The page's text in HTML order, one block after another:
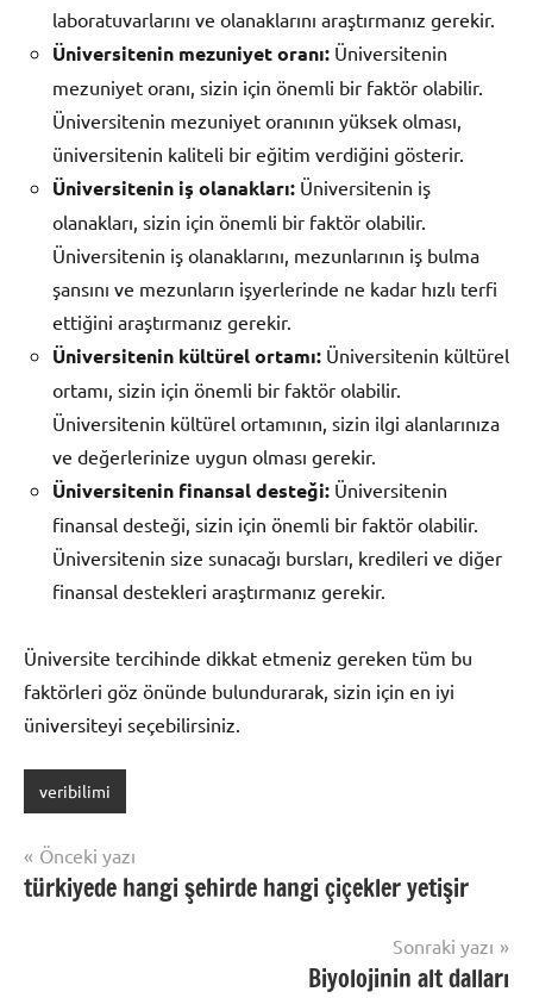
laboratuvarlarını ve olanaklarını araştırmanız gerekir.
Üniversitenin mezuniyet oranı: Üniversitenin
mezuniyet oranı, sizin için önemli bir faktör olabilir.
Üniversitenin mezuniyet oranının yüksek olması,
üniversitenin kaliteli bir eğitim verdiğini gösterir.
Üniversitenin iş olanakları: Üniversitenin iş
olanakları, sizin için önemli bir faktör olabilir.
Üniversitenin iş olanaklarını, mezunlarının iş bulma
şansını ve mezunların işyerlerinde ne kadar hızlı terfi
ettiğini araştırmanız gerekir.
Üniversitenin kültürel ortamı: Üniversitenin kültürel
ortamı, sizin için önemli bir faktör olabilir.
Üniversitenin kültürel ortamının, sizin ilgi alanlarınıza
ve değerlerinize uygun olması gerekir.
Üniversitenin finansal desteği: Üniversitenin
finansal desteği, sizin için önemli bir faktör olabilir.
Üniversitenin size sunacağı bursları, kredileri ve diğer
finansal destekleri araştırmanız gerekir.
Üniversite tercihinde dikkat etmeniz gereken tüm bu
faktörleri göz önünde bulundurarak, sizin için en iyi
üniversiteyi seçebilirsiniz.
veribilimi
Yazı
gezinmesi
Önceki yazı
türkiyede hangi şehirde hangi çiçekler yetişir
Sonraki yazı
Biyolojinin alt dalları